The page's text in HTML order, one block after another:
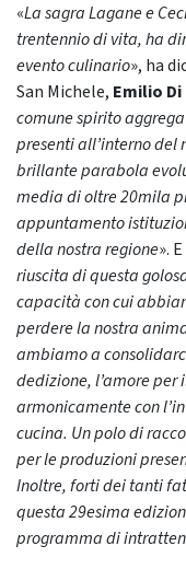
«La sagra Lagane e
trentennio di vita, ha
evento culinario», ha
San Michele, Emilio
comune spirito
presenti all’interno del
brillante parabola
media di oltre 20mila
appuntamento
della nostra regione».
riuscita di questa
capacità con cui
perdere la nostra
ambiamo a
dedizione, l’amore per
armonicamente con
cucina. Un polo di
per le produzioni
Inoltre, forti dei tanti
questa 29esima
programma di